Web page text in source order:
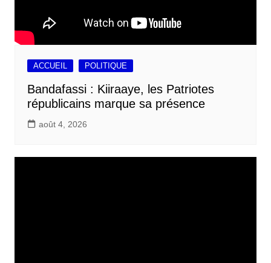
ACCUEIL POLITIQUE
Bandafassi : Kiiraaye, les Patriotes
républicains marque sa présence
août 4, 2026